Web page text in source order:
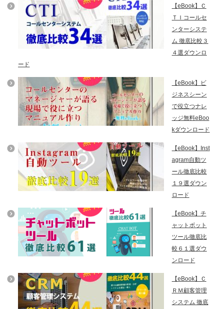
【eBook】Ｃ
ＴＩコールセ
ンターシステ
ム 徹底比較３
４選ダウンロ
ード
【eBook】ビ
ジネスシーン
で役立つナレ
ッジ無料eBoo
kダウンロード
【eBook】Inst
agram自動ツ
ール徹底比較
１９選ダウン
ロード
【eBook】チ
ャットボット
ツール徹底比
較６１選ダウ
ンロード
【eBook】Ｃ
ＲＭ顧客管理
システム 徹底